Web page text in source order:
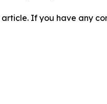
If you have any